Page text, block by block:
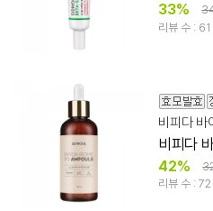
33%
리뷰 수 : 61
42%
리뷰 수 : 72